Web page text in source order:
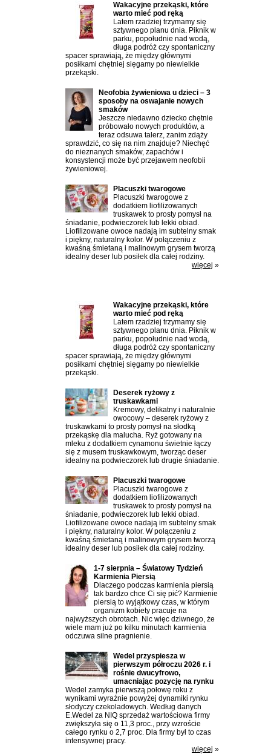
Wakacyjne przekąski, które
warto mieć pod ręką
Latem rzadziej trzymamy się
sztywnego planu dnia. Piknik w
parku, popołudnie nad wodą,
długa podróż czy spontaniczny
spacer sprawiają, że między głównymi
posiłkami chętniej sięgamy po niewielkie
przekąski.
Neofobia żywieniowa u dzieci – 3
sposoby na oswajanie nowych
smaków
Jeszcze niedawno dziecko chętnie
próbowało nowych produktów, a
teraz odsuwa talerz, zanim zdąży
sprawdzić, co się na nim znajduje? Niechęć
do nieznanych smaków, zapachów i
konsystencji może być przejawem neofobii
żywieniowej.
Placuszki twarogowe
Placuszki twarogowe z
dodatkiem liofilizowanych
truskawek to prosty pomysł na
śniadanie, podwieczorek lub lekki obiad.
Liofilizowane owoce nadają im subtelny smak
i piękny, naturalny kolor. W połączeniu z
kwaśną śmietaną i malinowym grysem tworzą
idealny deser lub posiłek dla całej rodziny.
więcej »
Wakacyjne przekąski, które
warto mieć pod ręką
Latem rzadziej trzymamy się
sztywnego planu dnia. Piknik w
parku, popołudnie nad wodą,
długa podróż czy spontaniczny
spacer sprawiają, że między głównymi
posiłkami chętniej sięgamy po niewielkie
przekąski.
Deserek ryżowy z
truskawkami
Kremowy, delikatny i naturalnie
owocowy – deserek ryżowy z
truskawkami to prosty pomysł na słodką
przekąskę dla malucha. Ryż gotowany na
mleku z dodatkiem cynamonu świetnie łączy
się z musem truskawkowym, tworząc deser
idealny na podwieczorek lub drugie śniadanie.
Placuszki twarogowe
Placuszki twarogowe z
dodatkiem liofilizowanych
truskawek to prosty pomysł na
śniadanie, podwieczorek lub lekki obiad.
Liofilizowane owoce nadają im subtelny smak
i piękny, naturalny kolor. W połączeniu z
kwaśną śmietaną i malinowym grysem tworzą
idealny deser lub posiłek dla całej rodziny.
1-7 sierpnia – Światowy Tydzień
Karmienia Piersią
Dlaczego podczas karmienia piersią
tak bardzo chce Ci się pić? Karmienie
piersią to wyjątkowy czas, w którym
organizm kobiety pracuje na
najwyższych obrotach. Nic więc dziwnego, że
wiele mam już po kilku minutach karmienia
odczuwa silne pragnienie.
Wedel przyspiesza w
pierwszym półroczu 2026 r. i
rośnie dwucyfrowo,
umacniając pozycję na rynku
Wedel zamyka pierwszą połowę roku z
wynikami wyraźnie powyżej dynamiki rynku
słodyczy czekoladowych. Według danych
E.Wedel za NIQ sprzedaż wartościowa firmy
zwiększyła się o 11,3 proc., przy wzroście
całego rynku o 2,7 proc. Dla firmy był to czas
intensywnej pracy.
więcej »